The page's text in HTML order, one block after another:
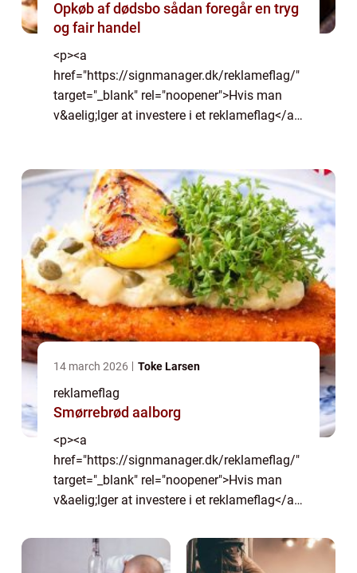
Opkøb af dødsbo sådan foregår en tryg
og fair handel
<p><a
href="https://signmanager.dk/reklameflag/"
target="_blank" rel="noopener">Hvis man
v&aelig;lger at investere i et reklameflag</a>,
14 march 2026 Toke Larsen
reklameflag
Smørrebrød aalborg
<p><a
href="https://signmanager.dk/reklameflag/"
target="_blank" rel="noopener">Hvis man
v&aelig;lger at investere i et reklameflag</a>,
med, at man ...